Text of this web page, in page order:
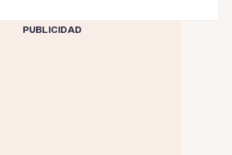
PUBLICIDAD